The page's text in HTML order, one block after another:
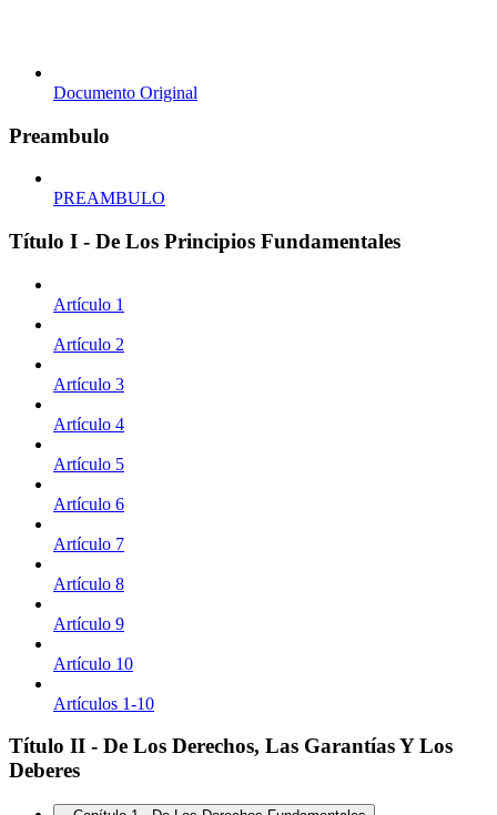
Documento Original
Preambulo
PREAMBULO
Título I - De Los Principios Fundamentales
Artículo 1
Artículo 2
Artículo 3
Artículo 4
Artículo 5
Artículo 6
Artículo 7
Artículo 8
Artículo 9
Artículo 10
Artículos 1-10
Título II - De Los Derechos, Las Garantías Y Los
Deberes